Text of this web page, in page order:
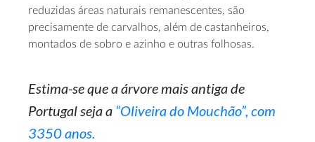
reduzidas áreas naturais remanescentes, são
precisamente de carvalhos, além de castanheiros,
montados de sobro e azinho e outras folhosas.
Estima-se que a árvore mais antiga de
Portugal seja a “Oliveira do Mouchão”, com
3350 anos.